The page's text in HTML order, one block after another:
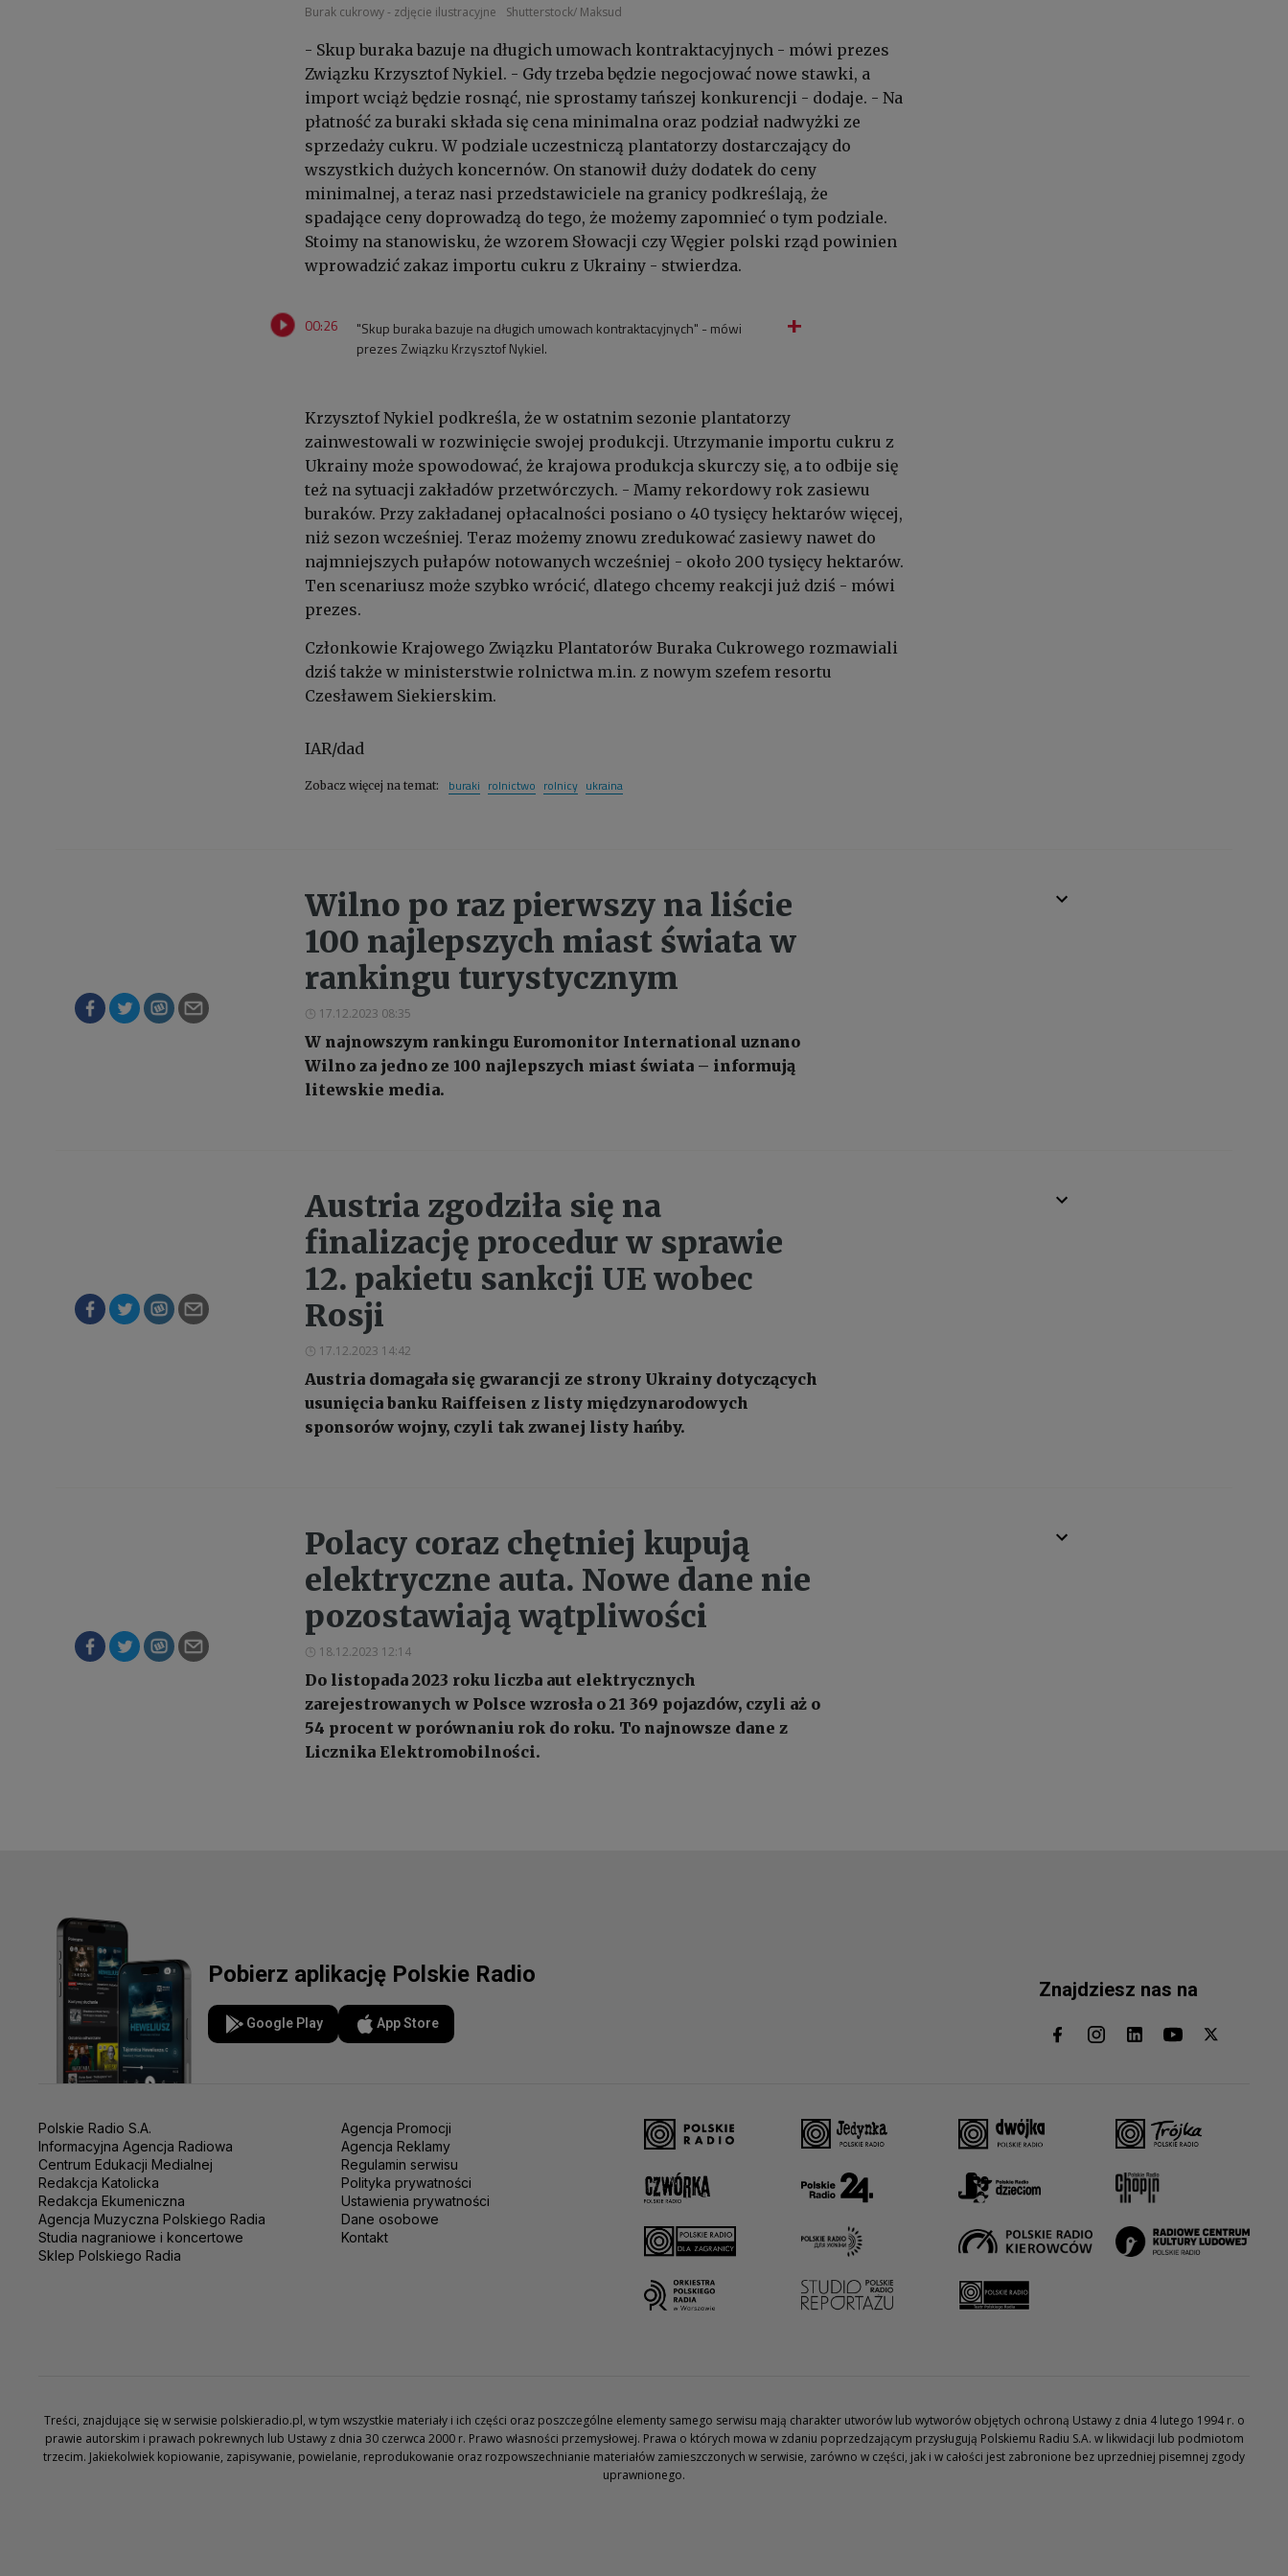
Burak cukrowy - zdjęcie ilustracyjne Shutterstock/ Maksud
- Skup buraka bazuje na długich umowach kontraktacyjnych - mówi prezes
Związku Krzysztof Nykiel. - Gdy trzeba będzie negocjować nowe stawki, a
import wciąż będzie rosnąć, nie sprostamy tańszej konkurencji - dodaje. - Na
płatność za buraki składa się cena minimalna oraz podział nadwyżki ze
sprzedaży cukru. W podziale uczestniczą plantatorzy dostarczający do
wszystkich dużych koncernów. On stanowił duży dodatek do ceny
minimalnej, a teraz nasi przedstawiciele na granicy podkreślają, że
spadające ceny doprowadzą do tego, że możemy zapomnieć o tym podziale.
Stoimy na stanowisku, że wzorem Słowacji czy Węgier polski rząd powinien
wprowadzić zakaz importu cukru z Ukrainy - stwierdza.
00:26
"Skup buraka bazuje na długich umowach kontraktacyjnych" - mówi
prezes Związku Krzysztof Nykiel.
Krzysztof Nykiel podkreśla, że w ostatnim sezonie plantatorzy
zainwestowali w rozwinięcie swojej produkcji. Utrzymanie importu cukru z
Ukrainy może spowodować, że krajowa produkcja skurczy się, a to odbije się
też na sytuacji zakładów przetwórczych. - Mamy rekordowy rok zasiewu
buraków. Przy zakładanej opłacalności posiano o 40 tysięcy hektarów więcej,
niż sezon wcześniej. Teraz możemy znowu zredukować zasiewy nawet do
najmniejszych pułapów notowanych wcześniej - około 200 tysięcy hektarów.
Ten scenariusz może szybko wrócić, dlatego chcemy reakcji już dziś - mówi
prezes.
Członkowie Krajowego Związku Plantatorów Buraka Cukrowego rozmawiali
dziś także w ministerstwie rolnictwa m.in. z nowym szefem resortu
Czesławem Siekierskim.
IAR/dad
Zobacz więcej na temat: buraki rolnictwo rolnicy ukraina
Wilno po raz pierwszy na liście
100 najlepszych miast świata w
rankingu turystycznym
17.12.2023 08:35
W najnowszym rankingu Euromonitor International uznano
Wilno za jedno ze 100 najlepszych miast świata – informują
litewskie media.
Austria zgodziła się na
finalizację procedur w sprawie
12. pakietu sankcji UE wobec
Rosji
17.12.2023 14:42
Austria domagała się gwarancji ze strony Ukrainy dotyczących
usunięcia banku Raiffeisen z listy międzynarodowych
sponsorów wojny, czyli tak zwanej listy hańby.
Polacy coraz chętniej kupują
elektryczne auta. Nowe dane nie
pozostawiają wątpliwości
18.12.2023 12:14
Do listopada 2023 roku liczba aut elektrycznych
zarejestrowanych w Polsce wzrosła o 21 369 pojazdów, czyli aż o
54 procent w porównaniu rok do roku. To najnowsze dane z
Licznika Elektromobilności.
Pobierz aplikację Polskie Radio
Google Play App Store
Znajdziesz nas na
Polskie Radio S.A.
Informacyjna Agencja Radiowa
Centrum Edukacji Medialnej
Redakcja Katolicka
Redakcja Ekumeniczna
Agencja Muzyczna Polskiego Radia
Studia nagraniowe i koncertowe
Sklep Polskiego Radia
Agencja Promocji
Agencja Reklamy
Regulamin serwisu
Polityka prywatności
Ustawienia prywatności
Dane osobowe
Kontakt
Treści, znajdujące się w serwisie polskieradio.pl, w tym wszystkie materiały i ich części oraz poszczególne elementy samego serwisu mają charakter utworów lub wytworów objętych ochroną Ustawy z dnia 4 lutego 1994 r. o
prawie autorskim i prawach pokrewnych lub Ustawy z dnia 30 czerwca 2000 r. Prawo własności przemysłowej. Prawa o których mowa w zdaniu poprzedzającym przysługują Polskiemu Radiu S.A. w likwidacji lub podmiotom
trzecim. Jakiekolwiek kopiowanie, zapisywanie, powielanie, reprodukowanie oraz rozpowszechnianie materiałów zamieszczonych w serwisie, zarówno w części, jak i w całości jest zabronione bez uprzedniej pisemnej zgody
uprawnionego.